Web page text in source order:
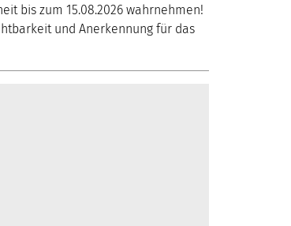
bis zum 15.08.2026 wahrnehmen!
und Anerkennung für das